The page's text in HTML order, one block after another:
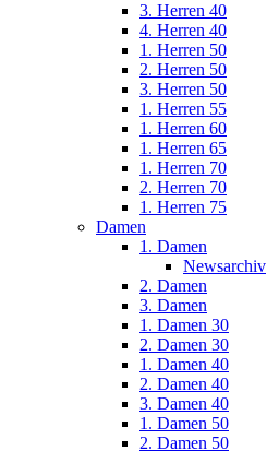
3. Herren 40
4. Herren 40
1. Herren 50
2. Herren 50
3. Herren 50
1. Herren 55
1. Herren 60
1. Herren 65
1. Herren 70
2. Herren 70
1. Herren 75
Damen
1. Damen
Newsarchiv
2. Damen
3. Damen
1. Damen 30
2. Damen 30
1. Damen 40
2. Damen 40
3. Damen 40
1. Damen 50
2. Damen 50